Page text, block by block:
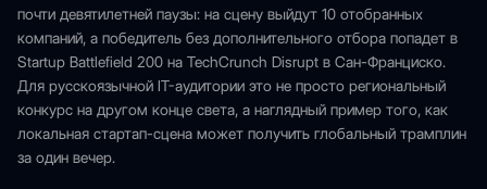
почти девятилетней паузы: на сцену выйдут 10 отобранных
компаний, а победитель без дополнительного отбора попадет в
Startup Battlefield 200 на TechCrunch Disrupt в Сан-Франциско.
Для русскоязычной IT-аудитории это не просто региональный
конкурс на другом конце света, а наглядный пример того, как
локальная стартап-сцена может получить глобальный трамплин
за один вечер.